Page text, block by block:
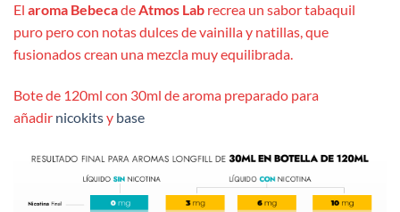
El aroma BebecadeAtmos Lab recrea un sabor tabaquil
puro pero con notas dulces de vainilla y natillas, que
fusionados crean una mezcla muy equilibrada.
Bote de 120ml con 30ml de aroma preparado para
añadir nicokitsy base